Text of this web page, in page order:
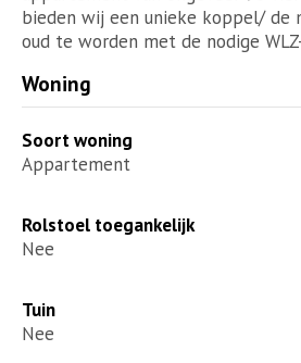
bieden wij een unieke koppel/ de
oud te worden met de nodige
Woning
Soort woning
Appartement
Rolstoel toegankelijk
Nee
Tuin
Nee